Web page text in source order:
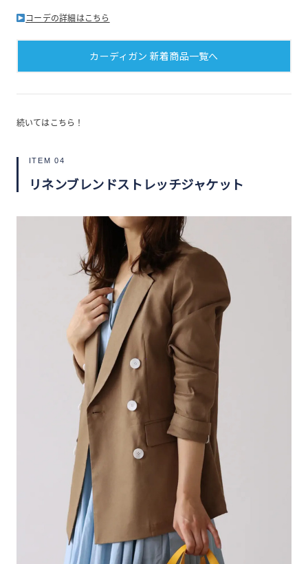
コーデの詳細はこちら
カーディガン 新着商品一覧へ
続いてはこちら！
ITEM 04
リネンブレンドストレッチジャケット